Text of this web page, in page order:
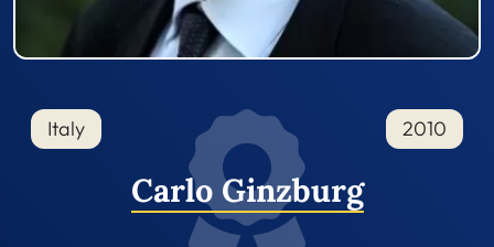
Italy 2010
Carlo Ginzburg